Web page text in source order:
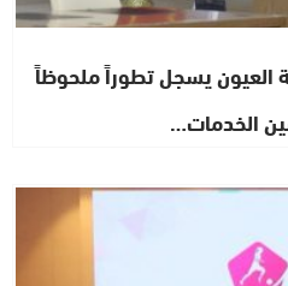
يسجل تطوراً ملحوظاً
الخدمات…